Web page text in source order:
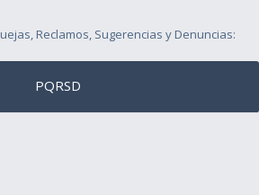
Reclamos, Sugerencias y Denuncias:
PQRSD